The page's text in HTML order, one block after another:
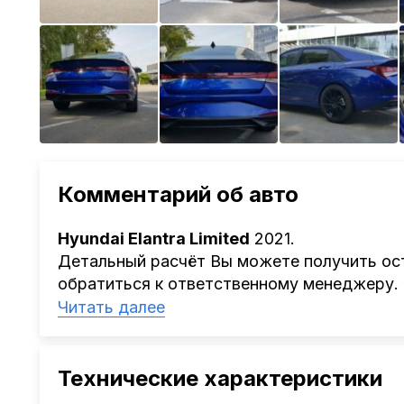
Комментарий об авто
Hyundai Elantra Limited 2021.
Детальный расчёт Вы можете получить
обратиться к ответственному менеджеру.
Наша компания
проверка автомобиля, полное
растаможке. Экономьте свое время и
Читать далее
Технические характеристики